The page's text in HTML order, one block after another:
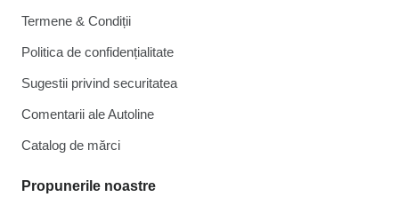
Termene & Condiții
Politica de confidențialitate
Sugestii privind securitatea
Comentarii ale Autoline
Catalog de mărcі
Propunerile noastre